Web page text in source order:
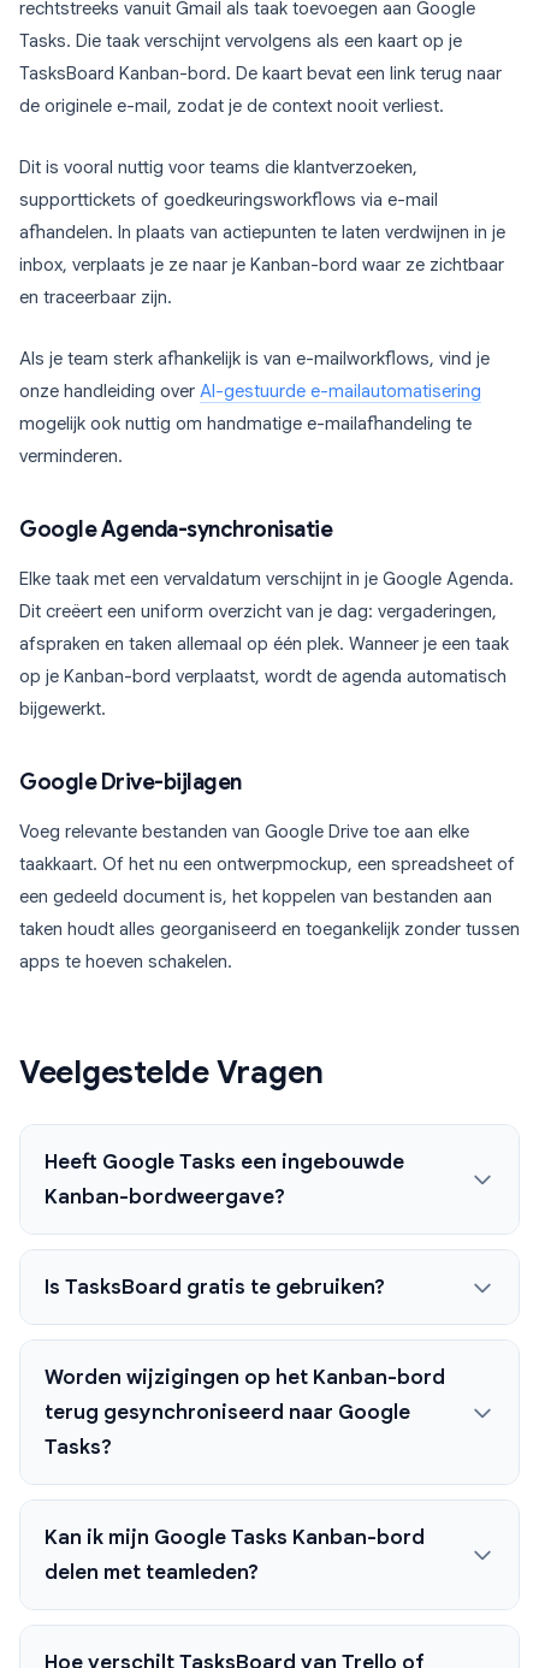
rechtstreeks vanuit Gmail als taak toevoegen aan Google
Tasks. Die taak verschijnt vervolgens als een kaart op je
TasksBoard Kanban-bord. De kaart bevat een link terug naar
de originele e-mail, zodat je de context nooit verliest.
Dit is vooral nuttig voor teams die klantverzoeken,
supporttickets of goedkeuringsworkflows via e-mail
afhandelen. In plaats van actiepunten te laten verdwijnen in je
inbox, verplaats je ze naar je Kanban-bord waar ze zichtbaar
en traceerbaar zijn.
Als je team sterk afhankelijk is van e-mailworkflows, vind je
onze handleiding over AI-gestuurde e-mailautomatisering
mogelijk ook nuttig om handmatige e-mailafhandeling te
verminderen.
Google Agenda-synchronisatie
Elke taak met een vervaldatum verschijnt in je Google Agenda.
Dit creëert een uniform overzicht van je dag: vergaderingen,
afspraken en taken allemaal op één plek. Wanneer je een taak
op je Kanban-bord verplaatst, wordt de agenda automatisch
bijgewerkt.
Google Drive-bijlagen
Voeg relevante bestanden van Google Drive toe aan elke
taakkaart. Of het nu een ontwerpmockup, een spreadsheet of
een gedeeld document is, het koppelen van bestanden aan
taken houdt alles georganiseerd en toegankelijk zonder tussen
apps te hoeven schakelen.
Veelgestelde Vragen
Heeft Google Tasks een ingebouwde
Kanban-bordweergave?
Is TasksBoard gratis te gebruiken?
Worden wijzigingen op het Kanban-bord
terug gesynchroniseerd naar Google
Tasks?
Kan ik mijn Google Tasks Kanban-bord
delen met teamleden?